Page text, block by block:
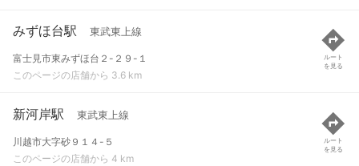
みずほ台駅 東武東上線
富士見市東みずほ台２-２９-１
このページの店舗から 3.6 km
ルート
を見る
新河岸駅 東武東上線
川越市大字砂９１４-５
このページの店舗から 4 km
ルート
を見る